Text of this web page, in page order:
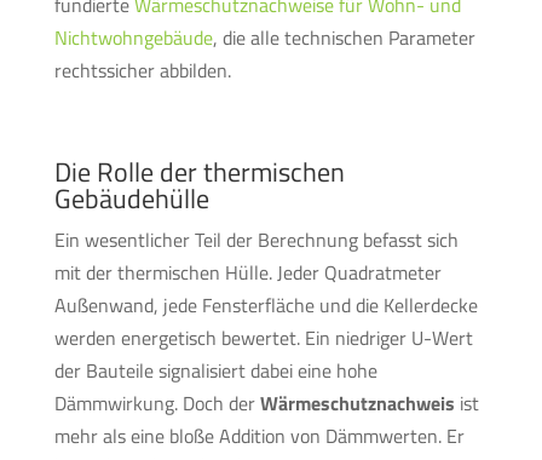
Nichtwohngebäude, die alle technischen Parameter
rechtssicher abbilden.
Die Rolle der thermischen
Gebäudehülle
Ein wesentlicher Teil der Berechnung befasst sich
mit der thermischen Hülle. Jeder Quadratmeter
Außenwand, jede Fensterfläche und die Kellerdecke
werden energetisch bewertet. Ein niedriger U-Wert
der Bauteile signalisiert dabei eine hohe
Dämmwirkung. Doch derWärmeschutznachweis ist
mehr als eine bloße Addition von Dämmwerten. Er